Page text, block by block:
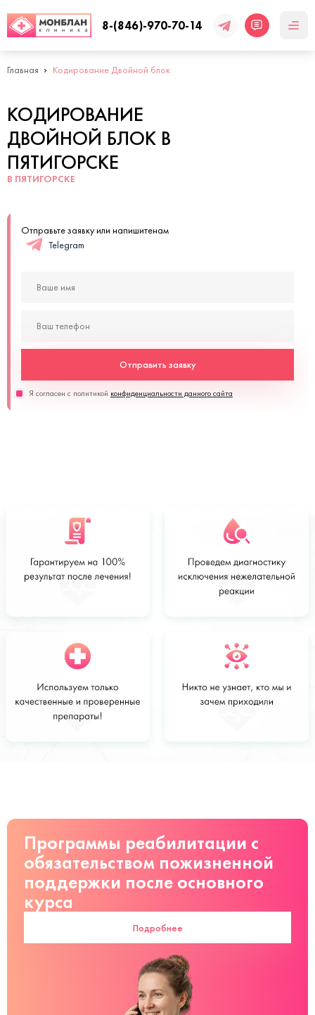
8-(846)-970-70-14
Главная Кодирование Двойной блок
КОДИРОВАНИЕ
ДВОЙНОЙ БЛОК В
ПЯТИГОРСКЕ
В ПЯТИГОРСКЕ
Отправьте заявку или напишитенам
Telegram
Отправить заявку
Я согласен с политикой конфиденциальности данного сайта
Стоимость
от 3100 руб
Заказать
Программы реабилитации с
обязательством пожизненной
поддержки после основного
курса
Подробнее